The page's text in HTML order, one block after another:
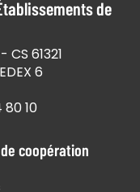
de
61321
6
80 10
coopération